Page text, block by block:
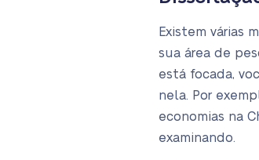
Existem várias
sua área de
está focada,
nela. Por
economias na
examinando.